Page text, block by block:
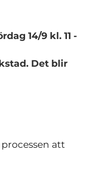
14/9 kl. 11 -
Det blir
att